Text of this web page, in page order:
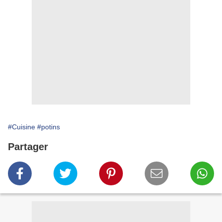
#Cuisine #potins
Partager